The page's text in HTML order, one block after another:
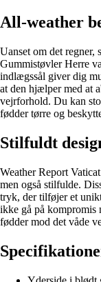
All-weather
Uanset om det regner,
Gummistøvler Herre
indlægssål giver dig
at den hjælper med at
vejrforhold. Du kan
fødder tørre og
Stilfuldt
Weather Report
men også stilfulde.
tryk, der tilføjer et
ikke gå på kompromis
fødder mod det våde